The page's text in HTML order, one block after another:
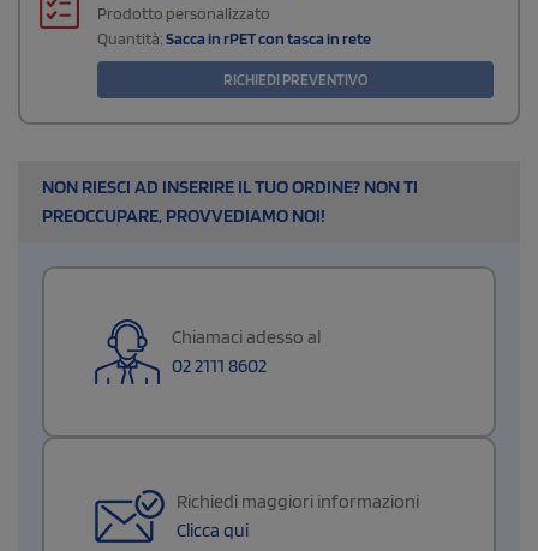
Prodotto personalizzato
Quantità:Sacca in rPET con tasca in rete
RICHIEDI PREVENTIVO
NON RIESCI AD INSERIRE IL TUO ORDINE? NON TI
PREOCCUPARE, PROVVEDIAMO NOI!
Chiamaci adesso al
02 2111 8602
Richiedi maggiori informazioni
Clicca qui